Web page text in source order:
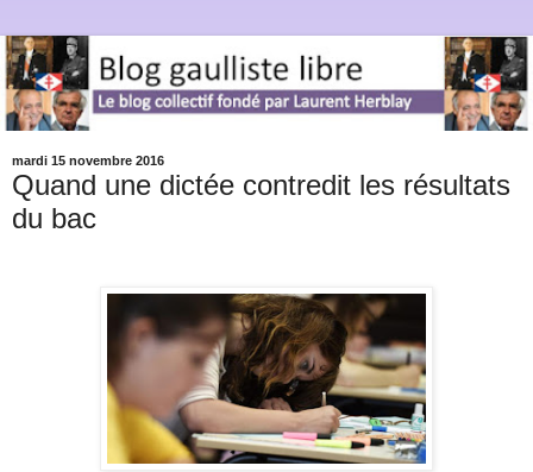
mardi 15 novembre 2016
Quand une dictée contredit les résultats
du bac